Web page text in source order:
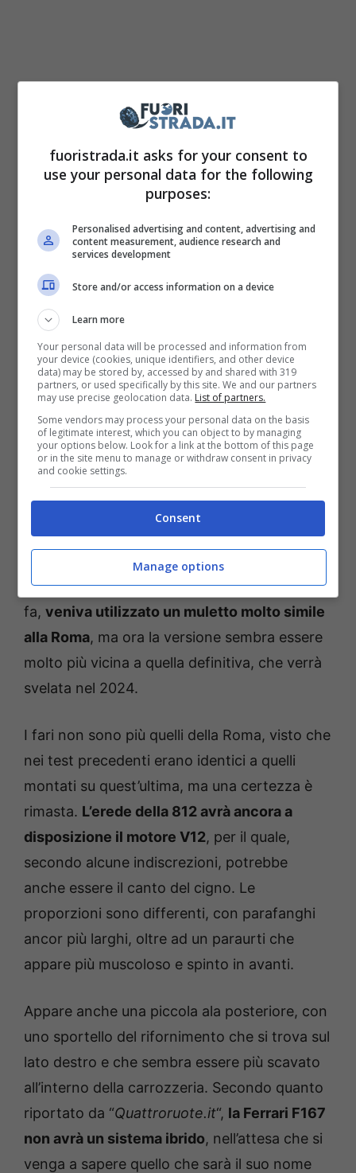
Prima di tutto, la livrea camouflage non è più
bianca a chiazze nere, ma è del tutto nera per
nascondere al meglio tutti i vari particolari.
profiloFacebookdiWalter Vayr, vi potete
fare un’idea delle sue forme, in un momento
ancora si sa poco o nulla su di lei. Fino a poco
fa, veniva utilizzato un muletto molto simile
alla Roma, ma ora la versione sembra essere
molto più vicina a quella definitiva, che verrà
svelata nel 2024.
I fari non sono più quelli della Roma, visto che
nei test precedenti erano identici a quelli
montati su quest’ultima, ma una certezza è
rimasta. L’erede della 812 avrà ancora a
disposizione il motore V12, per il quale,
secondo alcune indiscrezioni, potrebbe
anche essere il canto del cigno. Le
proporzioni sono differenti, con parafanghi
ancor più larghi, oltre ad un paraurti che
appare più muscoloso e spinto in avanti.
Appare anche una piccola ala posteriore, con
uno sportello del rifornimento che si trova sul
lato destro e che sembra essere più scavato
all’interno della carrozzeria. Secondo quanto
riportato da “Quattroruote.it“, la Ferrari F167
non avrà un sistema ibrido, nell’attesa che si
venga a sapere quello che sarà il suo nome
fuoristrada.it asks for your consent to
use your personal data for the following
purposes:
Personalised advertising and content, advertising and
content measurement, audience research and
services development
Store and/or access information on a device
Learn more
Your personal data will be processed and information from
your device (cookies, unique identifiers, and other device
data) may be stored by, accessed by and shared with 319
partners, or used specifically by this site. We and our partners
may use precise geolocation data. List of partners.
Some vendors may process your personal data on the basis
of legitimate interest, which you can object to by managing
your options below. Look for a link at the bottom of this page
or in the site menu to manage or withdraw consent in privacy
and cookie settings.
Consent
Manage options